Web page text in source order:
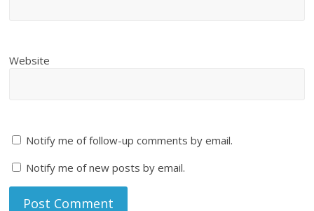
Website
Notify me of follow-up comments by email.
Notify me of new posts by email.